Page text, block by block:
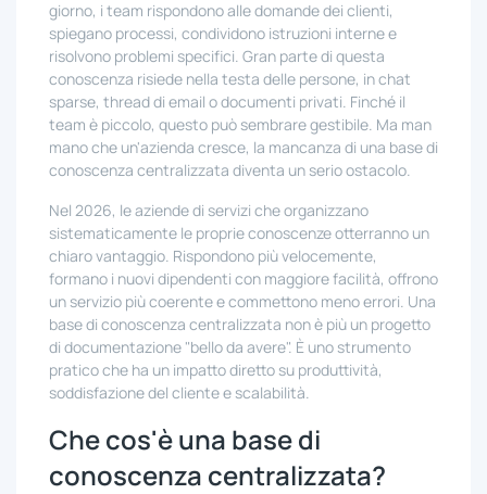
giorno, i team rispondono alle domande dei clienti,
spiegano processi, condividono istruzioni interne e
risolvono problemi specifici. Gran parte di questa
conoscenza risiede nella testa delle persone, in chat
sparse, thread di email o documenti privati. Finché il
team è piccolo, questo può sembrare gestibile. Ma man
mano che un'azienda cresce, la mancanza di una base di
conoscenza centralizzata diventa un serio ostacolo.
Nel 2026, le aziende di servizi che organizzano
sistematicamente le proprie conoscenze otterranno un
chiaro vantaggio. Rispondono più velocemente,
formano i nuovi dipendenti con maggiore facilità, offrono
un servizio più coerente e commettono meno errori. Una
base di conoscenza centralizzata non è più un progetto
di documentazione "bello da avere". È uno strumento
pratico che ha un impatto diretto su produttività,
soddisfazione del cliente e scalabilità.
Che cos'è una base di
conoscenza centralizzata?